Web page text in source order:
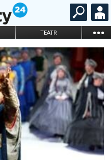
TEATR ...
STAND-UP
KARNETY